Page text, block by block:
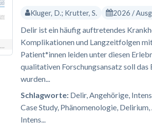
Kluger, D.; Krutter, S. 2026 /
Delir ist ein häufig auftretendes
Komplikationen und Langzeitfolgen
Patient*innen leiden unter diesen
qualitativen Forschungsansatz soll
wurden...
Schlagworte: Delir, Angehörige,
Case Study, Phänomenologie,
Intens...